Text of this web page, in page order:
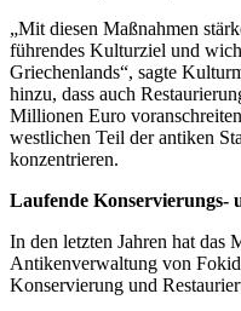
„Mit diesen Maßnahmen
führendes Kulturziel und
Griechenlands“, sagte
hinzu, dass auch
Millionen Euro
westlichen Teil der antiken
konzentrieren.
Laufende Konservierungs-
In den letzten Jahren hat das
Antikenverwaltung von
Konservierung und